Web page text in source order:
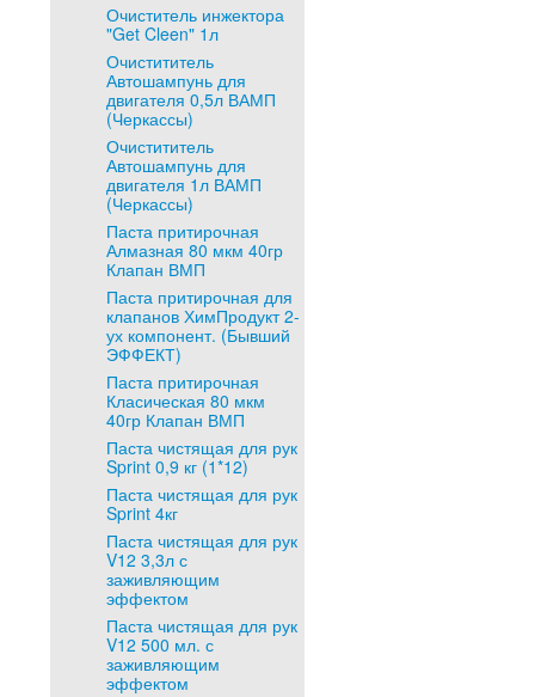
Очиститель инжектора
"Get Cleen" 1л
Очистититель
Автошампунь для
двигателя 0,5л ВАМП
(Черкассы)
Очистититель
Автошампунь для
двигателя 1л ВАМП
(Черкассы)
Паста притирочная
Алмазная 80 мкм 40гр
Клапан ВМП
Паста притирочная для
клапанов ХимПродукт 2-
ух компонент. (Бывший
ЭФФЕКТ)
Паста притирочная
Класическая 80 мкм
40гр Клапан ВМП
Паста чистящая для рук
Sprint 0,9 кг (1*12)
Паста чистящая для рук
Sprint 4кг
Паста чистящая для рук
V12 3,3л с
заживляющим
эффектом
Паста чистящая для рук
V12 500 мл. с
заживляющим
эффектом